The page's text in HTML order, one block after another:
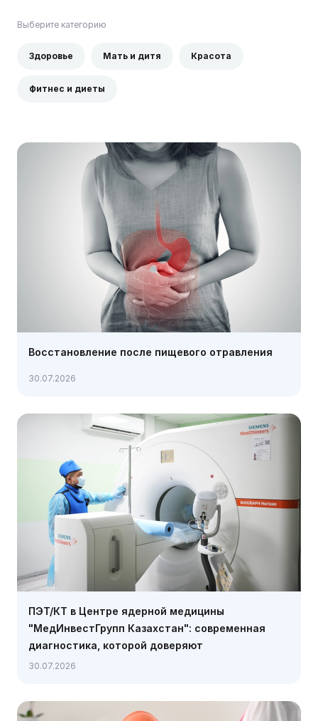
Выберите категорию
Здоровье Мать и дитя Красота
Фитнес и диеты
Восстановление после пищевого отравления
30.07.2026
ПЭТ/КТ в Центре ядерной медицины
"МедИнвестГрупп Казахстан": современная
диагностика, которой доверяют
30.07.2026